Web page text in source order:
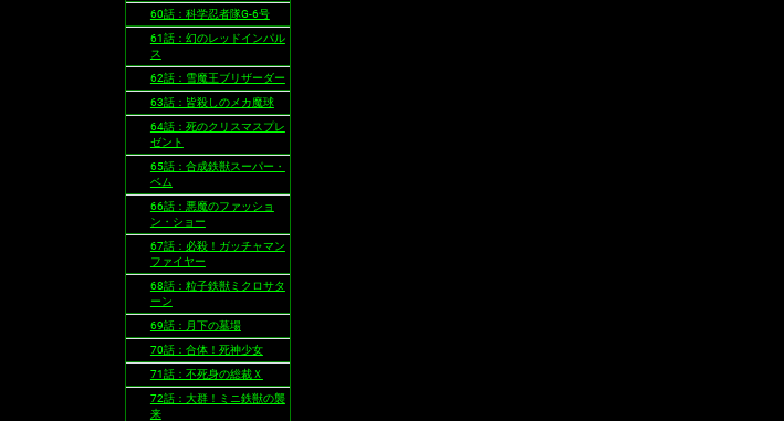
60話：科学忍者隊G-6号
61話：幻のレッドインパル
ス
62話：雪魔王ブリザーダー
63話：皆殺しのメカ魔球
64話：死のクリスマスプレ
ゼント
65話：合成鉄獣スーパー・
ベム
66話：悪魔のファッショ
ン・ショー
67話：必殺！ガッチャマン
ファイヤー
68話：粒子鉄獣ミクロサタ
ーン
69話：月下の墓場
70話：合体！死神少女
71話：不死身の総裁Ｘ
72話：大群！ミニ鉄獣の襲
来